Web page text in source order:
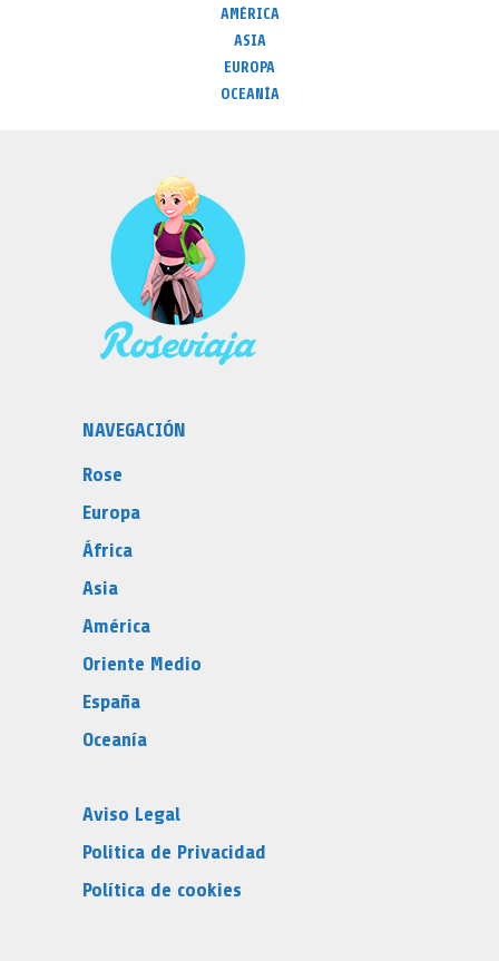
AMÉRICA
ASIA
EUROPA
OCEANÍA
NAVEGACIÓN
Rose
Europa
África
Asia
América
Oriente Medio
España
Oceanía
Aviso Legal
Politica de Privacidad
Política de cookies